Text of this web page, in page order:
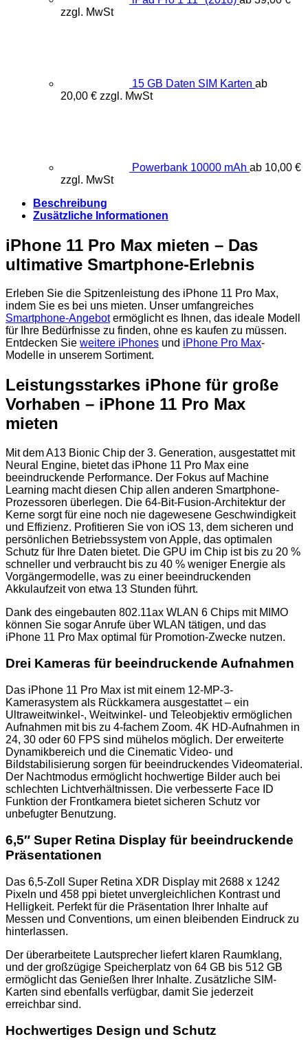
zzgl. MwSt
15 GB Daten SIM Karten ab
20,00 € zzgl. MwSt
Powerbank 10000 mAh ab 10,00 €
zzgl. MwSt
Beschreibung
Zusätzliche Informationen
iPhone 11 Pro Max mieten – Das
ultimative Smartphone-Erlebnis
Erleben Sie die Spitzenleistung des iPhone 11 Pro Max,
indem Sie es bei uns mieten. Unser umfangreiches
Smartphone-Angebotermöglicht es Ihnen, das ideale Modell
für Ihre Bedürfnisse zu finden, ohne es kaufen zu müssen.
Entdecken Sie weitere iPhones und iPhone Pro Max-
Modelle in unserem Sortiment.
Leistungsstarkes iPhone für große
Vorhaben – iPhone 11 Pro Max
mieten
Mit dem A13 Bionic Chip der 3. Generation, ausgestattet mit
Neural Engine, bietet das iPhone 11 Pro Max eine
beeindruckende Performance. Der Fokus auf Machine
Learning macht diesen Chip allen anderen Smartphone-
Prozessoren überlegen. Die 64-Bit-Fusion-Architektur der
Kerne sorgt für eine noch nie dagewesene Geschwindigkeit
und Effizienz. Profitieren Sie von iOS 13, dem sicheren und
persönlichen Betriebssystem von Apple, das optimalen
Schutz für Ihre Daten bietet. Die GPU im Chip ist bis zu 20 %
schneller und verbraucht bis zu 40 % weniger Energie als
Vorgängermodelle, was zu einer beeindruckenden
Akkulaufzeit von etwa 13 Stunden führt.
Dank des eingebauten 802.11ax WLAN 6 Chips mit MIMO
können Sie sogar Anrufe über WLAN tätigen, und das
iPhone 11 Pro Max optimal für Promotion-Zwecke nutzen.
Drei Kameras für beeindruckende Aufnahmen
Das iPhone 11 Pro Max ist mit einem 12-MP-3-
Kamerasystem als Rückkamera ausgestattet – ein
Ultraweitwinkel-, Weitwinkel- und Teleobjektiv ermöglichen
Aufnahmen mit bis zu 4-fachem Zoom. 4K HD-Aufnahmen in
24, 30 oder 60 FPS sind mühelos möglich. Der erweiterte
Dynamikbereich und die Cinematic Video- und
Bildstabilisierung sorgen für beeindruckendes Videomaterial.
Der Nachtmodus ermöglicht hochwertige Bilder auch bei
schlechten Lichtverhältnissen. Die verbesserte Face ID
Funktion der Frontkamera bietet sicheren Schutz vor
unbefugter Benutzung.
6,5″ Super Retina Display für beeindruckende
Präsentationen
Das 6,5-Zoll Super Retina XDR Display mit 2688 x 1242
Pixeln und 458 ppi bietet unvergleichlichen Kontrast und
Helligkeit. Perfekt für die Präsentation Ihrer Inhalte auf
Messen und Conventions, um einen bleibenden Eindruck zu
hinterlassen.
Der überarbeitete Lautsprecher liefert klaren Raumklang,
und der großzügige Speicherplatz von 64 GB bis 512 GB
ermöglicht das Genießen Ihrer Inhalte. Zusätzliche SIM-
Karten sind ebenfalls verfügbar, damit Sie jederzeit
erreichbar sind.
Hochwertiges Design und Schutz